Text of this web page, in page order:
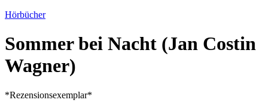
Hörbücher
Sommer bei Nacht (Jan Costin
Wagner)
*Rezensionsexemplar*